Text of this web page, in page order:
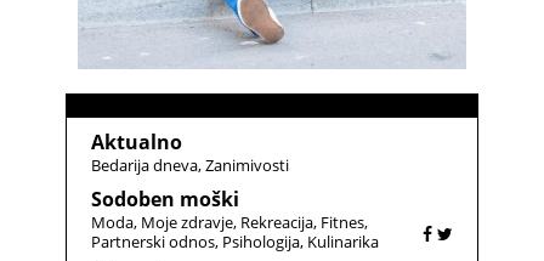
Aktualno
Bedarija dneva Zanimivosti
Sodoben moški
Moda Moje zdravje Rekreacija Fitnes
Partnerski odnos Psihologija Kulinarika